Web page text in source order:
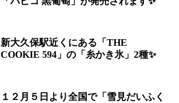
新大久保駅近くにある「THE
COOKIE 594」の「糸かき氷」2種✨
１２月５日より全国で「雪見だいふく